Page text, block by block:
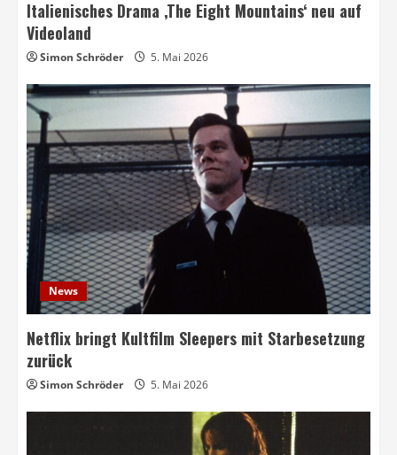
Italienisches Drama ‚The Eight Mountains‘ neu auf
Videoland
Simon Schröder 5. Mai 2026
News
Netflix bringt Kultfilm Sleepers mit Starbesetzung
zurück
Simon Schröder 5. Mai 2026